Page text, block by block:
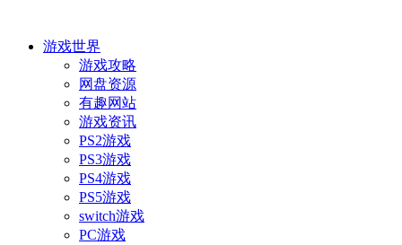
游戏世界
游戏攻略
网盘资源
有趣网站
游戏资讯
PS2游戏
PS3游戏
PS4游戏
PS5游戏
switch游戏
PC游戏